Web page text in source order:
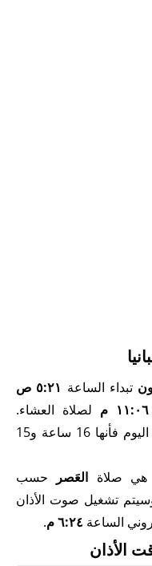
تبداء الساعة ٥:٢١ ص
١١:٠٦ م
لصلاة العشاء.
وبنسبة إلى عدد ساعات الصيام لهذا اليوم فأنها 16 ساعة و15
هي صلاة العَصر
حسب
تشغيل صوت الأذان
الساعة ٦:٢٤ م .
الأذان